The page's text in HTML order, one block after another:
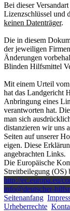
Bei dieser
Lizenzschlüssel und
keinen Datenträger.
Die in diesem
der jeweiligen
Änderungen
Blinden Hilfsmittel
Mit einem Urteil
hat das Landgericht
Anbringung eines
verantworten hat.
man sich
distanzieren wir uns
Seiten auf unserer
eigen. Diese
angebrachten Links.
Die Europäische
Streitbeilegung (OS)
http://ec.europa.eu/
info@deutscher-
Seitenanfang
Urheberrechte